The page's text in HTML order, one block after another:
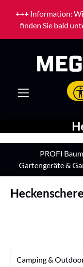
Zum Hauptinhalt
+++ Information:
finden Sie bald
PROFI
Gartengeräte &
Heckenschere
Camping &